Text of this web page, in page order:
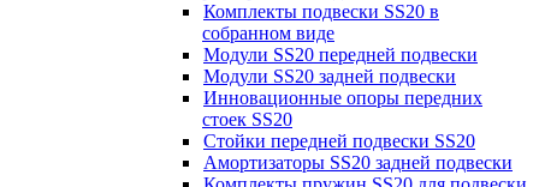
Комплекты подвески SS20 в
собранном виде
Модули SS20 передней подвески
Модули SS20 задней подвески
Инновационные опоры передних
стоек SS20
Стойки передней подвески SS20
Амортизаторы SS20 задней подвески